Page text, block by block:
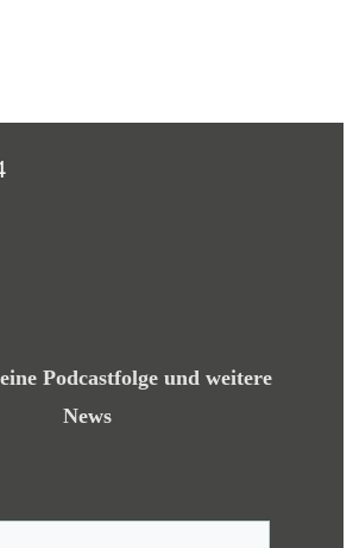
Podcastfolge und weitere
News